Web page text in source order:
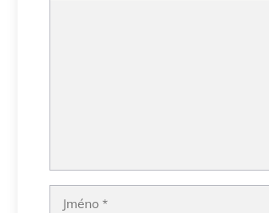
Jméno